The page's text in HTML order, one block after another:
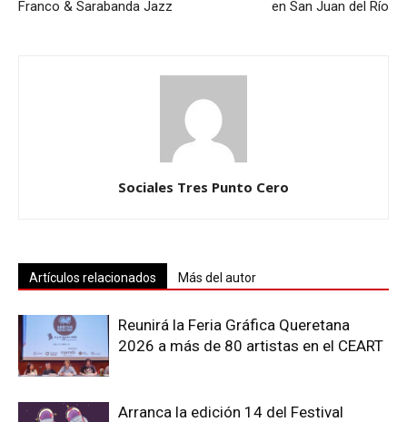
Franco & Sarabanda Jazz en San Juan del Río
Sociales Tres Punto Cero
Artículos relacionados Más del autor
Reunirá la Feria Gráfica Queretana
2026 a más de 80 artistas en el CEART
Arranca la edición 14 del Festival